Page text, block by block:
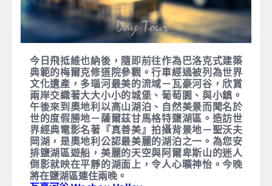
Hotel Försterhof - Lebe pur或Seehotel Billroth am
Wolfgangsee或Hotel Krone或Dormio Resort Obertraun或
同級